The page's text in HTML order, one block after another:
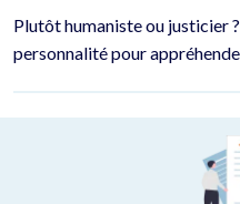
Plutôt humaniste ou justicier
personnalité pour